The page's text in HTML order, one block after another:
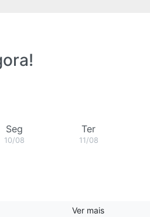
Seg
10/08
Ter
11/08
Ver mais